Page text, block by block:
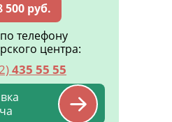
500 руб.
телефону
центра:
435 55 55